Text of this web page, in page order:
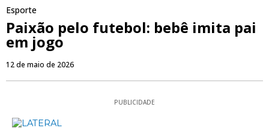
Esporte
Paixão pelo futebol: bebê imita pai
em jogo
12 de maio de 2026
PUBLICIDADE